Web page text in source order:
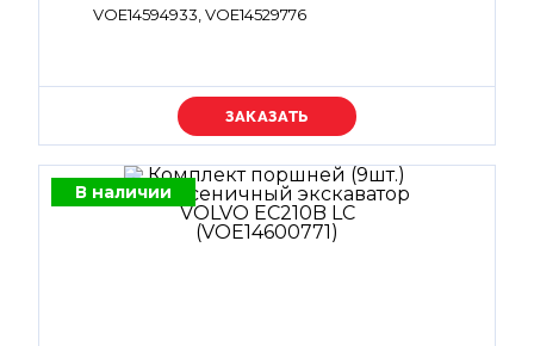
VOE14594933, VOE14529776
Уточняйте цену
В наличии